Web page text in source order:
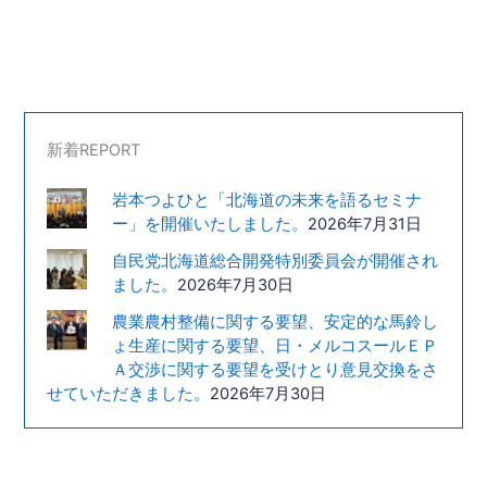
新着REPORT
岩本つよひと「北海道の未来を語るセミナ
ー」を開催いたしました。 2026年7月31日
自民党北海道総合開発特別委員会が開催され
ました。 2026年7月30日
農業農村整備に関する要望、安定的な馬鈴し
ょ生産に関する要望、日・メルコスールＥＰ
Ａ交渉に関する要望を受けとり意見交換をさ
せていただきました。 2026年7月30日